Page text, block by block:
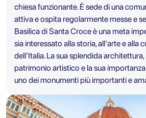
chiesa funzionante. È sede di una
attiva e ospita regolarmente messe e
Basilica di Santa Croce è una meta
sia interessato alla storia, all'arte e alla
dell'Italia. La sua splendida architettura,
patrimonio artistico e la sua
uno dei monumenti più importanti e